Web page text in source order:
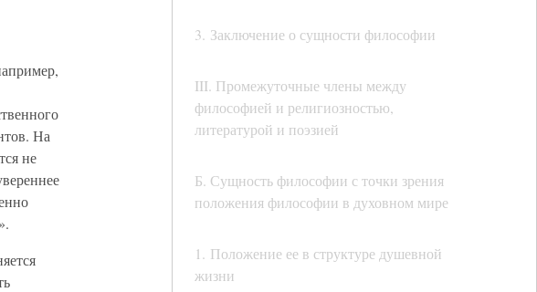
3. Заключение о сущности философии
III. Промежуточные члены между
философией и религиозностью,
литературой и поэзией
Б. Сущность философии с точки зрения
положения философии в духовном мире
1. Положение ее в структуре душевной
жизни
На
не